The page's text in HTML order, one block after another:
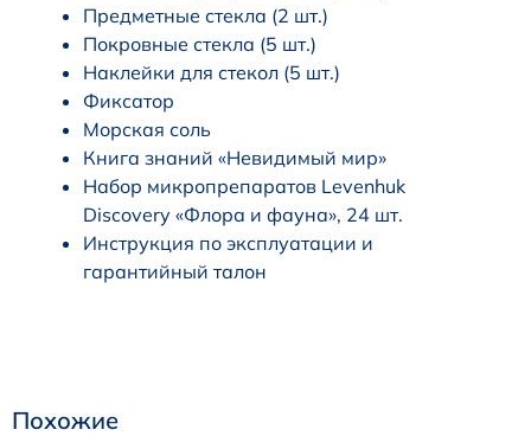
Предметные стекла (2 шт.)
Покровные стекла (5 шт.)
Наклейки для стекол (5 шт.)
Фиксатор
Морская соль
Книга знаний «Невидимый мир»
Набор микропрепаратов Levenhuk
Discovery «Флора и фауна», 24 шт.
Инструкция по эксплуатации и
гарантийный талон
Похожие